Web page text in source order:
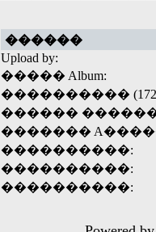
������
Upload by:
����� Album:
����������
������
�������
����������:
����������:
����������: